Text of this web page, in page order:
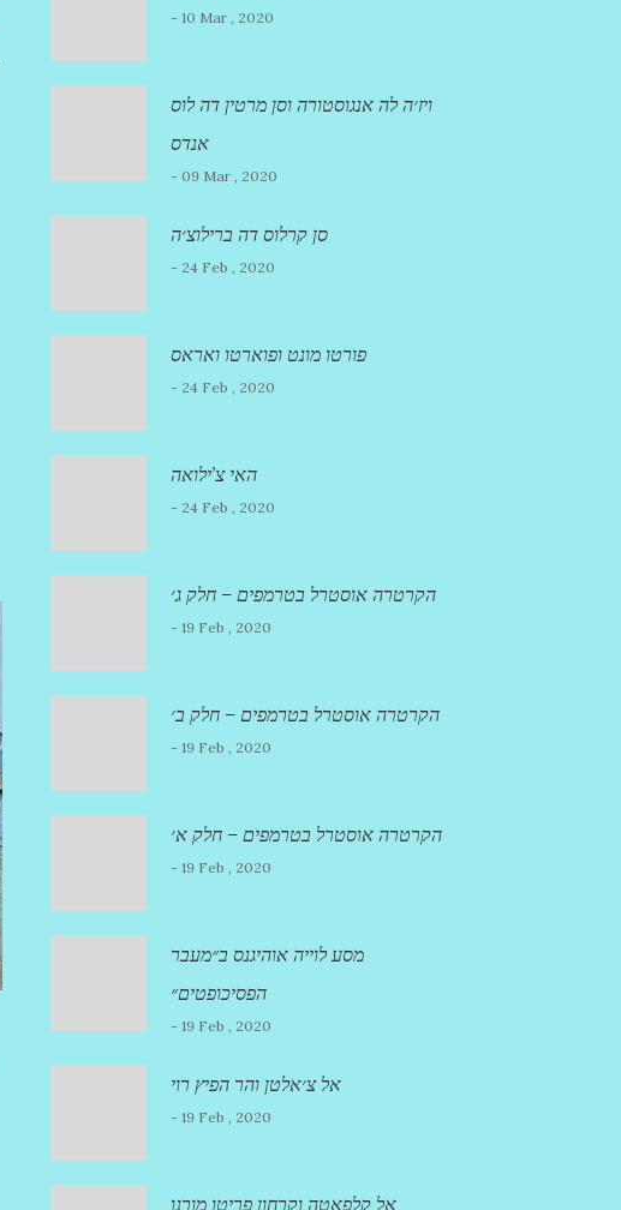
- 10 Mar , 2020
ויז׳ה לה אנגוסטורה וסן מרטין דה לוס
אנדס
- 09 Mar , 2020
סן קרלוס דה ברילוצ׳ה
- 24 Feb , 2020
פורטו מונט ופוארטו ואראס
- 24 Feb , 2020
האי צ’ילואה
- 24 Feb , 2020
הקרטרה אוסטרל בטרמפים – חלק ג׳
- 19 Feb , 2020
הקרטרה אוסטרל בטרמפים – חלק ב׳
- 19 Feb , 2020
הקרטרה אוסטרל בטרמפים – חלק א׳
- 19 Feb , 2020
מסע לוייה אוהיגנס ב״מעבר
הפסיכופטים״
- 19 Feb , 2020
אל צ׳אלטן והר הפיץ רוי
- 19 Feb , 2020
אל קלפאטה וקרחון פריטו מורנו